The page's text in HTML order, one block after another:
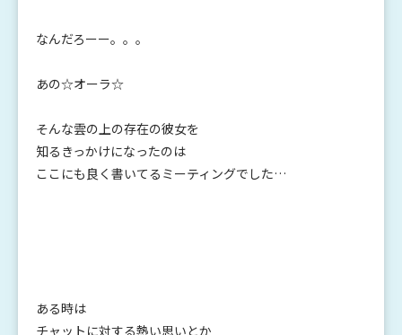
なんだろーー。。。
あの☆オーラ☆
そんな雲の上の存在の彼女を
知るきっかけになったのは
ここにも良く書いてるミーティングでした…
ある時は
チャットに対する熱い思いとか